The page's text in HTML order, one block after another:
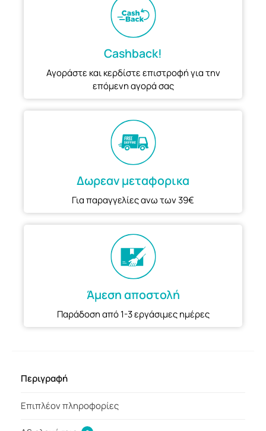
Cashback!
Αγοράστε και κερδίστε επιστροφή για την
επόμενη αγορά σας
Δωρεαν μεταφορικα
Για παραγγελίες ανω των 39€
Άμεση αποστολή
Παράδοση από 1-3 εργάσιμες ημέρες
Περιγραφή
Επιπλέον πληροφορίες